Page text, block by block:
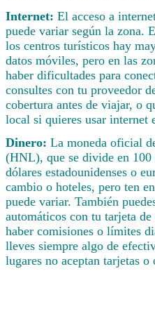
Internet: El acceso a
puede variar según la zona.
los centros turísticos hay
datos móviles, pero en las
haber dificultades para
consultes con tu proveedor
cobertura antes de viajar, o
local si quieres usar internet
Dinero: La moneda oficial
(HNL), que se divide en 100
dólares estadounidenses o
cambio o hoteles, pero ten
puede variar. También
automáticos con tu tarjeta
haber comisiones o límites
lleves siempre algo de
lugares no aceptan tarjetas o